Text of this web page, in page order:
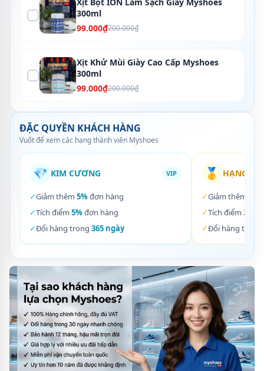
300ml
99.000₫200.000₫
Xịt Khử Mùi Giày Cao Cấp Myshoes
300ml
99.000₫200.000₫
ĐẶC QUYỀN KHÁCH HÀNG
Vuốt để xem các hạng thành viên Myshoes
💎 KIM CƯƠNG VIP
✓Giảm thêm 5%đơn hàng
✓Tích điểm 5%đơn hàng
✓Đổi hàng trong 365 ngày
🥇 HẠNG
✓Giảm thêm
✓Tích điểm 3%
✓Đổi hàng trong